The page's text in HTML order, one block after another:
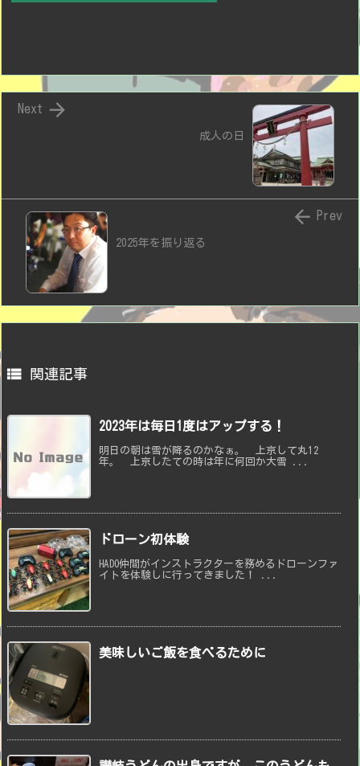
成人の日

Next
2025年を振り返る
 Prev
 関連記事
2023年は毎日1度はアップする！
明日の朝は雪が降るのかなぁ。 上京して丸12
年。 上京したての時は年に何回か大雪 ...
ドローン初体験
HADO仲間がインストラクターを務めるドローンファ
イトを体験しに行ってきました！ ...
美味しいご飯を食べるために